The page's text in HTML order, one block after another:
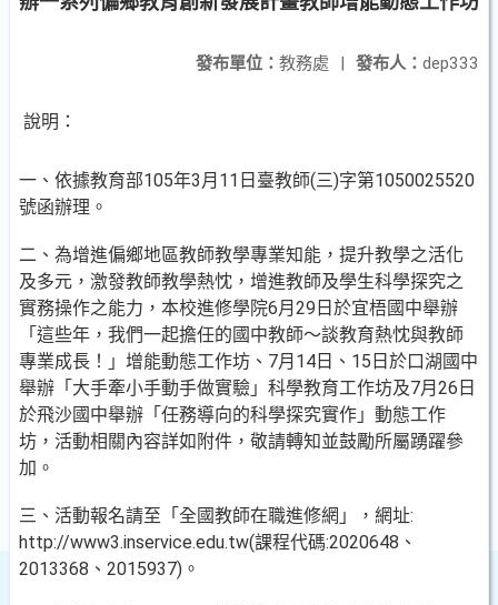
發布人： dep333
發布單位： 教務處 |
說明：
一、依據教育部105年3月11日臺教師(三)字第1050025520
號函辦理。
二、為增進偏鄉地區教師教學專業知能，提升教學之活化
及多元，激發教師教學熱忱，增進教師及學生科學探究之
實務操作之能力，本校進修學院6月29日於宜梧國中舉辦
「這些年，我們一起擔任的國中教師～談教育熱忱與教師
專業成長！」增能動態工作坊、7月14日、15日於口湖國中
舉辦「大手牽小手動手做實驗」科學教育工作坊及7月26日
於飛沙國中舉辦「任務導向的科學探究實作」動態工作
坊，活動相關內容詳如附件，敬請轉知並鼓勵所屬踴躍參
加。
三、活動報名請至「全國教師在職進修網」，網址:
http://www3.inservice.edu.tw(課程代碼:2020648、
2013368、2015937)。